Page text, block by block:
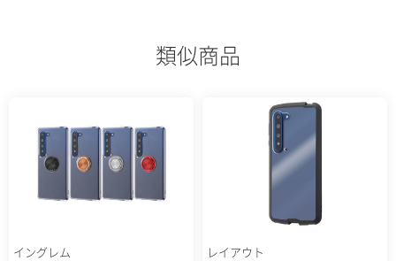
類似商品
イングレム レイアウト